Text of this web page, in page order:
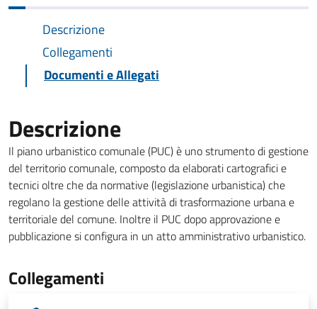
Descrizione
Collegamenti
Documenti e Allegati
Descrizione
Il piano urbanistico comunale (PUC) è uno strumento di gestione
del territorio comunale, composto da elaborati cartografici e
tecnici oltre che da normative (legislazione urbanistica) che
regolano la gestione delle attività di trasformazione urbana e
territoriale del comune. Inoltre il PUC dopo approvazione e
pubblicazione si configura in un atto amministrativo urbanistico.
Collegamenti